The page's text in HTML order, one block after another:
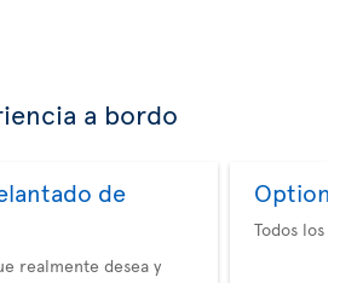
a bordo
de
realmente desea y
Option
Todos los